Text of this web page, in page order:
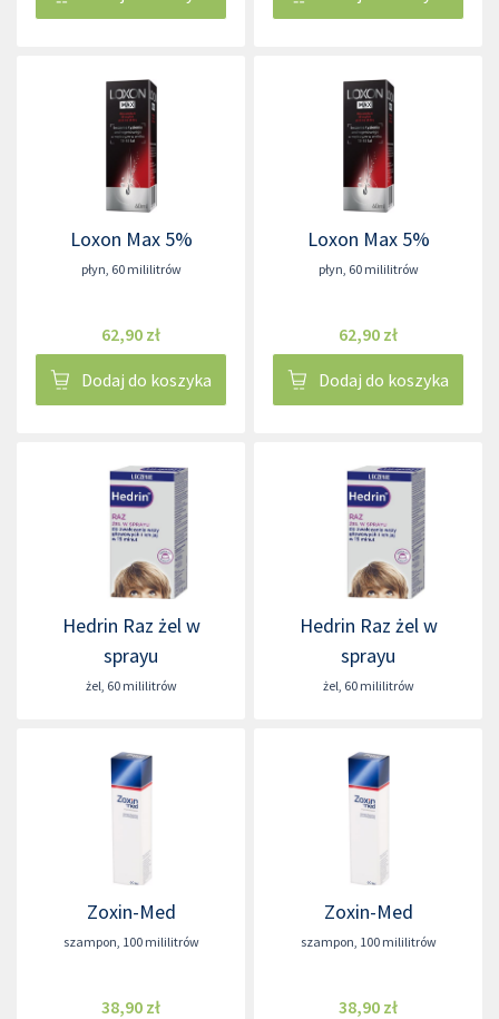
Loxon Max 5%
płyn, 60 mililitrów
62,90 zł
Dodaj do koszyka
Loxon Max 5%
płyn, 60 mililitrów
62,90 zł
Dodaj do koszyka
Hedrin Raz żel w
sprayu
żel, 60 mililitrów
Hedrin Raz żel w
sprayu
żel, 60 mililitrów
Zoxin-Med
szampon, 100 mililitrów
38,90 zł
Zoxin-Med
szampon, 100 mililitrów
38,90 zł